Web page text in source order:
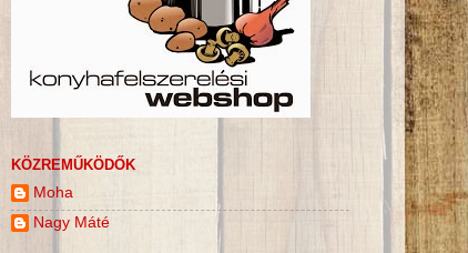
KÖZREMŰKÖDŐK
Moha
Nagy Máté